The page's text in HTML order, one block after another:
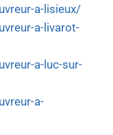
a-lisieux/
a-livarot-
a-luc-sur-
a-